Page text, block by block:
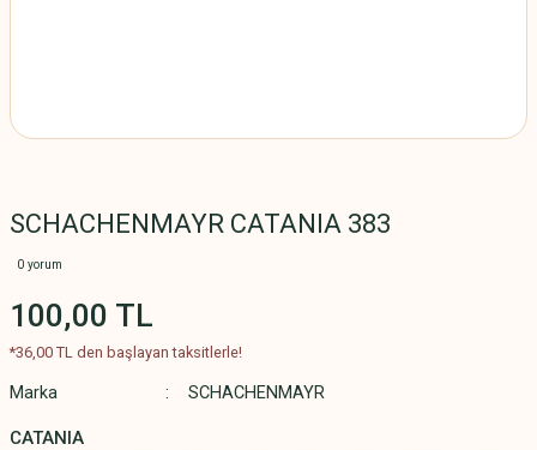
SCHACHENMAYR CATANIA 383
0 yorum
100,00 TL
*36,00 TL den başlayan taksitlerle!
Marka SCHACHENMAYR
CATANIA